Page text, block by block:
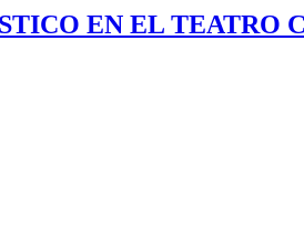
EN EL TEATRO